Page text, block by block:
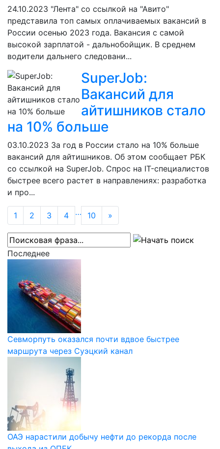
24.10.2023 "Лента" со ссылкой на "Авито"
представила топ самых оплачиваемых вакансий в
России осенью 2023 года. Вакансия с самой
высокой зарплатой - дальнобойщик. В среднем
водители дальнего следовани...
SuperJob:
Вакансий для
айтишников стало
на 10% больше
03.10.2023 За год в России стало на 10% больше
вакансий для айтишников. Об этом сообщает РБК
со ссылкой на SuperJob. Спрос на IT-специалистов
быстрее всего растет в направлениях: разработка
и про...
1 2 3 4 … 10 »
Последнее
Севморпуть оказался почти вдвое быстрее
маршрута через Суэцкий канал
ОАЭ нарастили добычу нефти до рекорда после